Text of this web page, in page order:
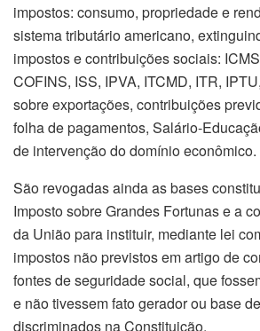
impostos: consumo, propriedade e
sistema tributário americano,
impostos e contribuições sociais:
COFINS, ISS, IPVA, ITCMD, ITR,
sobre exportações, contribuições
folha de pagamentos, Salário-
de intervenção do domínio econômico.
São revogadas ainda as bases
Imposto sobre Grandes Fortunas e a
da União para instituir, mediante lei
impostos não previstos em artigo de
fontes de seguridade social, que
e não tivessem fato gerador ou base
discriminados na Constituição.